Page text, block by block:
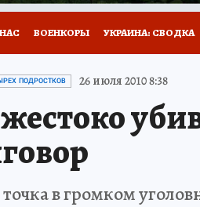
ВОЕНКОРЫ УКРАИНА: СВОДКА
НА СЕБЕ
ПОДРОСТКОВ 26 июля 2010 8:38
в громком